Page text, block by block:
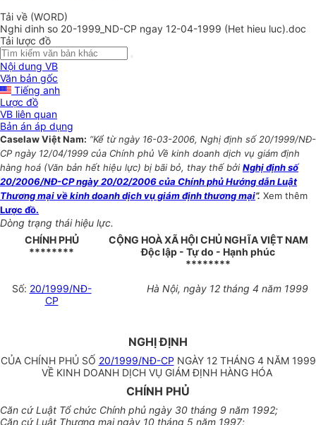
Tải về (WORD)
Nghi dinh so 20-1999_ND-CP ngay 12-04-1999 (Het hieu luc).doc
Tải lược đồ
Nội dung VB
Văn bản gốc
Tiếng anh
Lược đồ
VB liên quan
Bản án áp dụng
Caselaw Việt Nam: “Kể từ ngày 16-03-2006, Nghị định số 20/1999/NĐ-
CP ngày 12/04/1999 của Chính phủ Về kinh doanh dịch vụ giám định
hàng hoá (Văn bản hết hiệu lực) bị bãi bỏ, thay thế bởi Nghị định số
20/2006/NĐ-CP ngày 20/02/2006 của Chính phủ Hướng dẫn Luật
Thương mại về kinh doanh dịch vụ giám định thương mại”. Xem thêm
Lược đồ.
Dòng trạng thái hiệu lực.
CHÍNH PHỦ
********
CỘNG HOÀ XÃ HỘI CHỦ NGHĨA VIỆT NAM
Độc lập - Tự do - Hạnh phúc
********
Số: 20/1999/NĐ-
CP
Hà Nội, ngày 12 tháng 4 năm 1999
NGHỊ ĐỊNH
CỦA CHÍNH PHỦ SỐ 20/1999/NĐ-CP NGÀY 12 THÁNG 4 NĂM 1999
VỀ KINH DOANH DỊCH VỤ GIÁM ĐỊNH HÀNG HÓA
CHÍNH PHỦ
Căn cứ Luật Tổ chức Chính phủ ngày 30 tháng 9 năm 1992;
Căn cứ Luật Thương mại ngày 10 tháng 5 năm 1997;